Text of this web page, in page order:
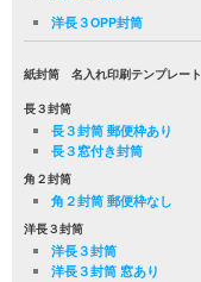
洋長３OPP封筒
紙封筒 名入れ印刷テンプレート
長３封筒
長３封筒 郵便枠あり
長３窓付き封筒
角２封筒
角２封筒 郵便枠なし
洋長３封筒
洋長３封筒
洋長３封筒 窓あり